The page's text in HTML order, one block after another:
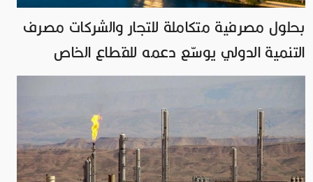
بحلول مصرفية متكاملة للتجار والشركات مصرف
التنمية الدولي يوسّع دعمه للقطاع الخاص